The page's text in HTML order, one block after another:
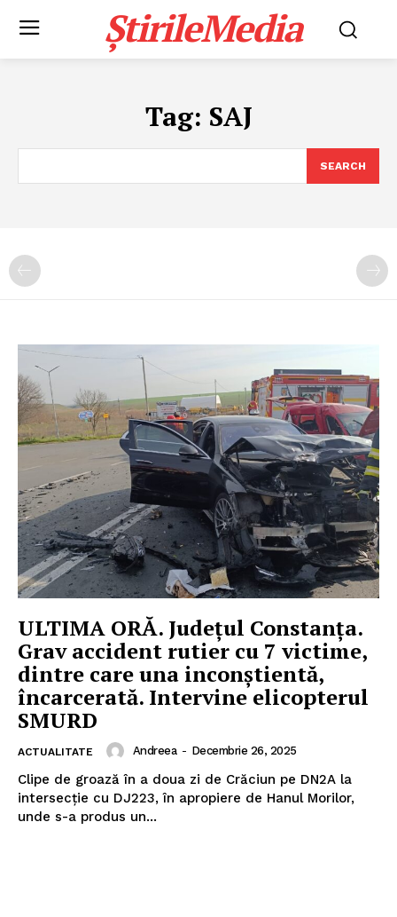
ȘtirileMedia
Tag: SAJ
SEARCH
ULTIMA ORĂ. Județul Constanța.
Grav accident rutier cu 7 victime,
dintre care una inconștientă,
încarcerată. Intervine elicopterul
SMURD
ACTUALITATE Andreea - Decembrie 26, 2025
Clipe de groază în a doua zi de Crăciun pe DN2A la
intersecție cu DJ223, în apropiere de Hanul Morilor,
unde s-a produs un...